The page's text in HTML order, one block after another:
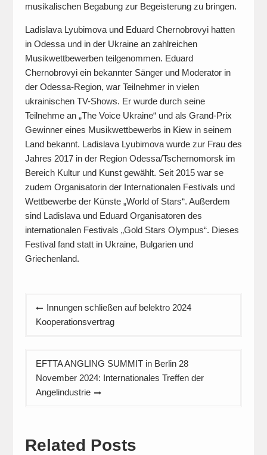
musikalischen Begabung zur Begeisterung zu bringen.
Ladislava Lyubimova und Eduard Chernobrovyi hatten
in Odessa und in der Ukraine an zahlreichen
Musikwettbewerben teilgenommen. Eduard
Chernobrovyi ein bekannter Sänger und Moderator in
der Odessa-Region, war Teilnehmer in vielen
ukrainischen TV-Shows. Er wurde durch seine
Teilnehme an „The Voice Ukraine“ und als Grand-Prix
Gewinner eines Musikwettbewerbs in Kiew in seinem
Land bekannt. Ladislava Lyubimova wurde zur Frau des
Jahres 2017 in der Region Odessa/Tschernomorsk im
Bereich Kultur und Kunst gewählt. Seit 2015 war se
zudem Organisatorin der Internationalen Festivals und
Wettbewerbe der Künste „World of Stars“. Außerdem
sind Ladislava und Eduard Organisatoren des
internationalen Festivals „Gold Stars Olympus“. Dieses
Festival fand statt in Ukraine, Bulgarien und
Griechenland.
Beitragsnavigation
Innungen schließen auf belektro 2024
Kooperationsvertrag
EFTTA ANGLING SUMMIT in Berlin 28
November 2024: Internationales Treffen der
Angelindustrie
Related Posts